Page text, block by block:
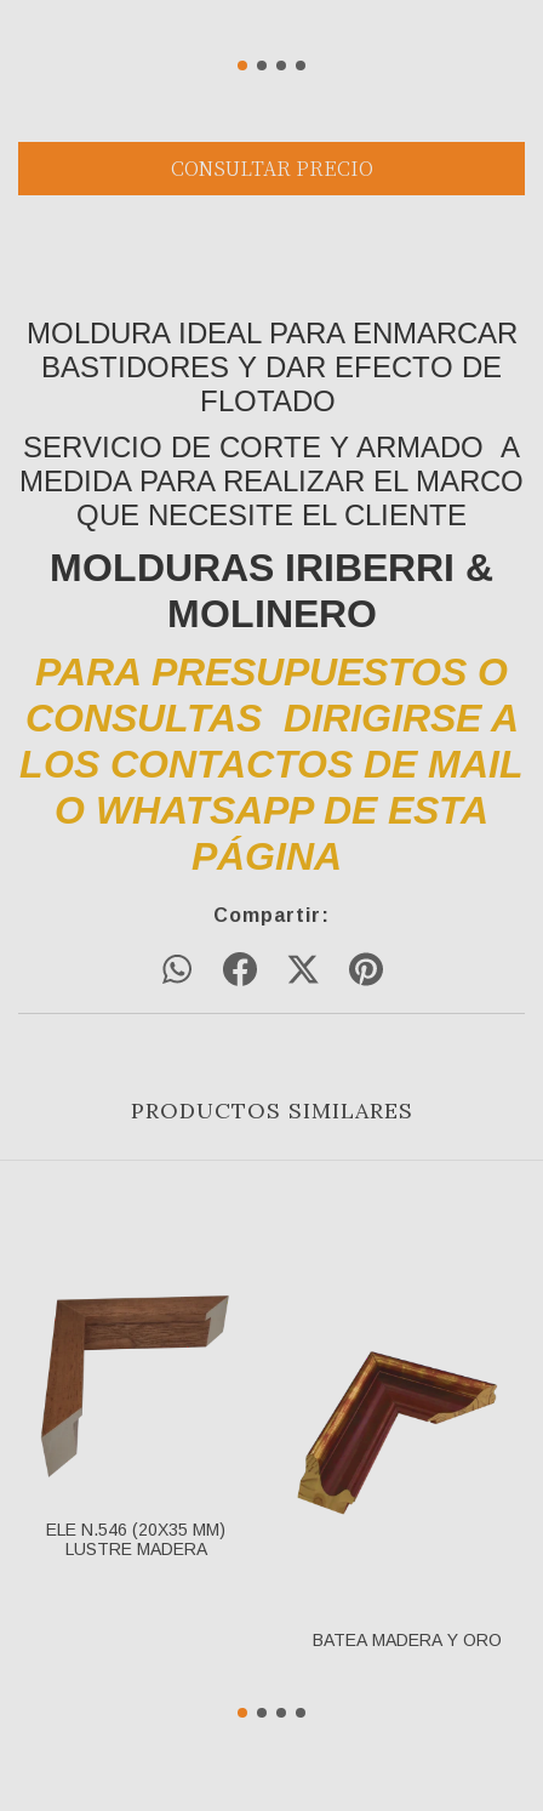
MOLDURA IDEAL PARA ENMARCAR
BASTIDORES Y DAR EFECTO DE
FLOTADO
SERVICIO DE CORTE Y ARMADO A
MEDIDA PARA REALIZAR EL MARCO
QUE NECESITE EL CLIENTE
MOLDURAS IRIBERRI &
MOLINERO
PARA PRESUPUESTOS O
CONSULTAS DIRIGIRSE A
LOS CONTACTOS DE MAIL
O WHATSAPP DE ESTA
PÁGINA
Compartir:
PRODUCTOS SIMILARES
ELE N.546 (20X35 MM)
LUSTRE MADERA
BATEA MADERA Y ORO